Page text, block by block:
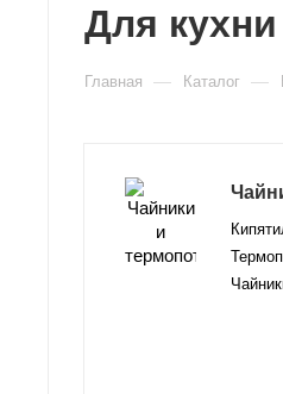
Для кухни
Главная — Каталог —